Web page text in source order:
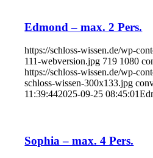
Edmond – max. 2 Pers.
https://schloss-wissen.de/wp-
111-webversion.jpg 719 1080
https://schloss-wissen.de/wp-
schloss-wissen-300x133.jpg
11:39:442025-09-25 08:45:01
Sophia – max. 4 Pers.